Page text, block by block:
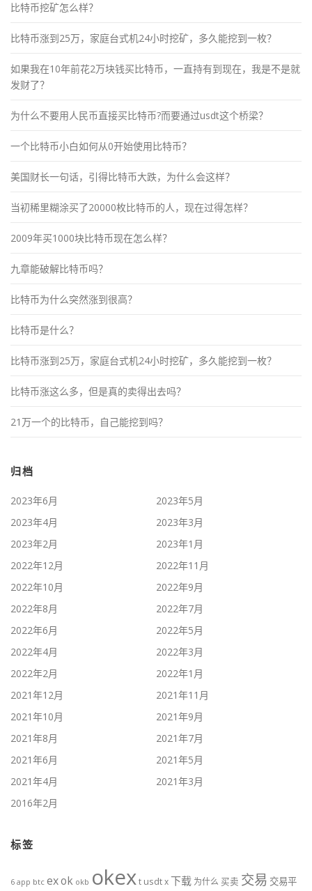
比特币挖矿怎么样？
比特币涨到25万，家庭台式机24小时挖矿，多久能挖到一枚？
如果我在10年前花2万块钱买比特币，一直持有到现在，我是不是就
发财了？
为什么不要用人民币直接买比特币?而要通过usdt这个桥梁？
一个比特币小白如何从0开始使用比特币？
美国财长一句话，引得比特币大跌，为什么会这样？
当初稀里糊涂买了20000枚比特币的人，现在过得怎样？
2009年买1000块比特币现在怎么样？
九章能破解比特币吗？
比特币为什么突然涨到很高？
比特币是什么？
比特币涨到25万，家庭台式机24小时挖矿，多久能挖到一枚？
比特币涨这么多，但是真的卖得出去吗？
21万一个的比特币，自己能挖到吗？
归档
2023年6月
2023年5月
2023年4月
2023年3月
2023年2月
2023年1月
2022年12月
2022年11月
2022年10月
2022年9月
2022年8月
2022年7月
2022年6月
2022年5月
2022年4月
2022年3月
2022年2月
2022年1月
2021年12月
2021年11月
2021年10月
2021年9月
2021年8月
2021年7月
2021年6月
2021年5月
2021年4月
2021年3月
2016年2月
标签
6 app btc exok okb okext usdtx下载 为什么 买卖 交易 交易平